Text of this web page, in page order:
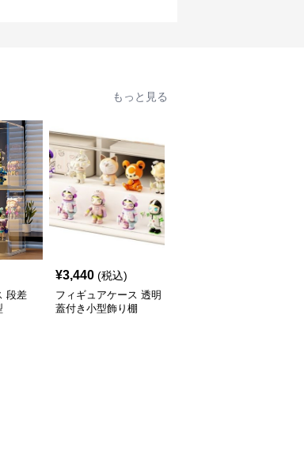
もっと見る
段差
¥3,440 (税込)
フィギュアケース 透明
蓋付き小型飾り棚